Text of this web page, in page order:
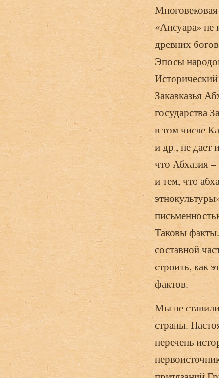
Многовековая
«Апсуара» не
древних
Эпосы
Закавказья
государства
в том числе
и др., не дает
что Абхазия –
и тем, что
Таковы
составной
строить, как
фактов.
Мы не ставили
страны.
перечень